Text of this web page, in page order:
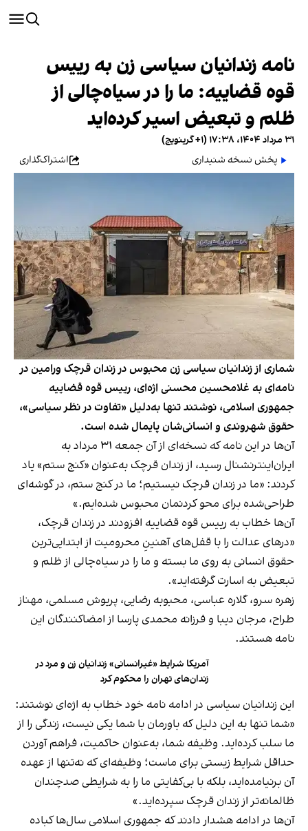
نامه زندانیان سیاسی زن به رییس
قوه قضاییه: ما را در سیاه‌چالی از
ظلم و تبعیض اسیر کرده‌اید
۳۱ مرداد ۱۴۰۴، ۱۷:۳۸ (‎+۱ گرینویچ)
پخش نسخه شنیداری
اشتراک‌گذاری
شماری از زندانیان سیاسی زن محبوس در زندان قرچک ورامین در
نامه‌ای به غلامحسین محسنی اژه‌ای، رییس قوه قضاییه
جمهوری اسلامی، نوشتند تنها به‌دلیل «تفاوت در نظر سیاسی»،
حقوق شهروندی و انسانی‌شان پایمال شده است.
آن‌ها در این نامه‌ که نسخه‌ای از آن جمعه ۳۱ مرداد به
ایران‌اینترنشنال رسید، از زندان قرچک به‌عنوان «کنج ستم» یاد
کردند: «ما در زندان قرچک نیستیم؛ ما در کنج ستم، در گوشه‌ای
طراحی‌شده برای محو کردنمان محبوس شده‌ایم.»
آن‌ها خطاب به رییس قوه قضاییه افزودند در زندان قرچک،
«درهای عدالت را با قفل‌های آهنینِ محرومیت از ابتدایی‌ترین
حقوق انسانی به روی ما بسته و ما را در سیاه‌چالی از ظلم و
تبعیض به اسارت گرفته‌اید».
زهره سرو، گلاره عباسی، محبوبه رضایی،‌ پریوش مسلمی، مهناز
طراح، مرجان دیبا و فرزانه محمدی پارسا از امضاکنندگان این
نامه هستند.
آمریکا شرایط «غیرانسانی» زندانیان زن و مرد در
زندان‌های تهران را محکوم کرد
این زندانیان سیاسی در ادامه نامه خود خطاب به اژه‌ای نوشتند:
«شما تنها به این دلیل که باورمان با شما یکی نیست، زندگی را از
ما سلب کرده‌اید. وظیفه شما، به‌عنوان حاکمیت، فراهم آوردن
حداقل شرایط زیستی برای ماست؛ وظیفه‌ای که نه‌تنها از عهده
آن برنیامده‌اید، بلکه با بی‌کفایتی ما را به شرایطی صدچندان
ظالمانه‌تر از زندان قرچک سپرده‌اید.»
آن‌ها در ادامه هشدار دادند که جمهوری اسلامی سال‌ها کباده